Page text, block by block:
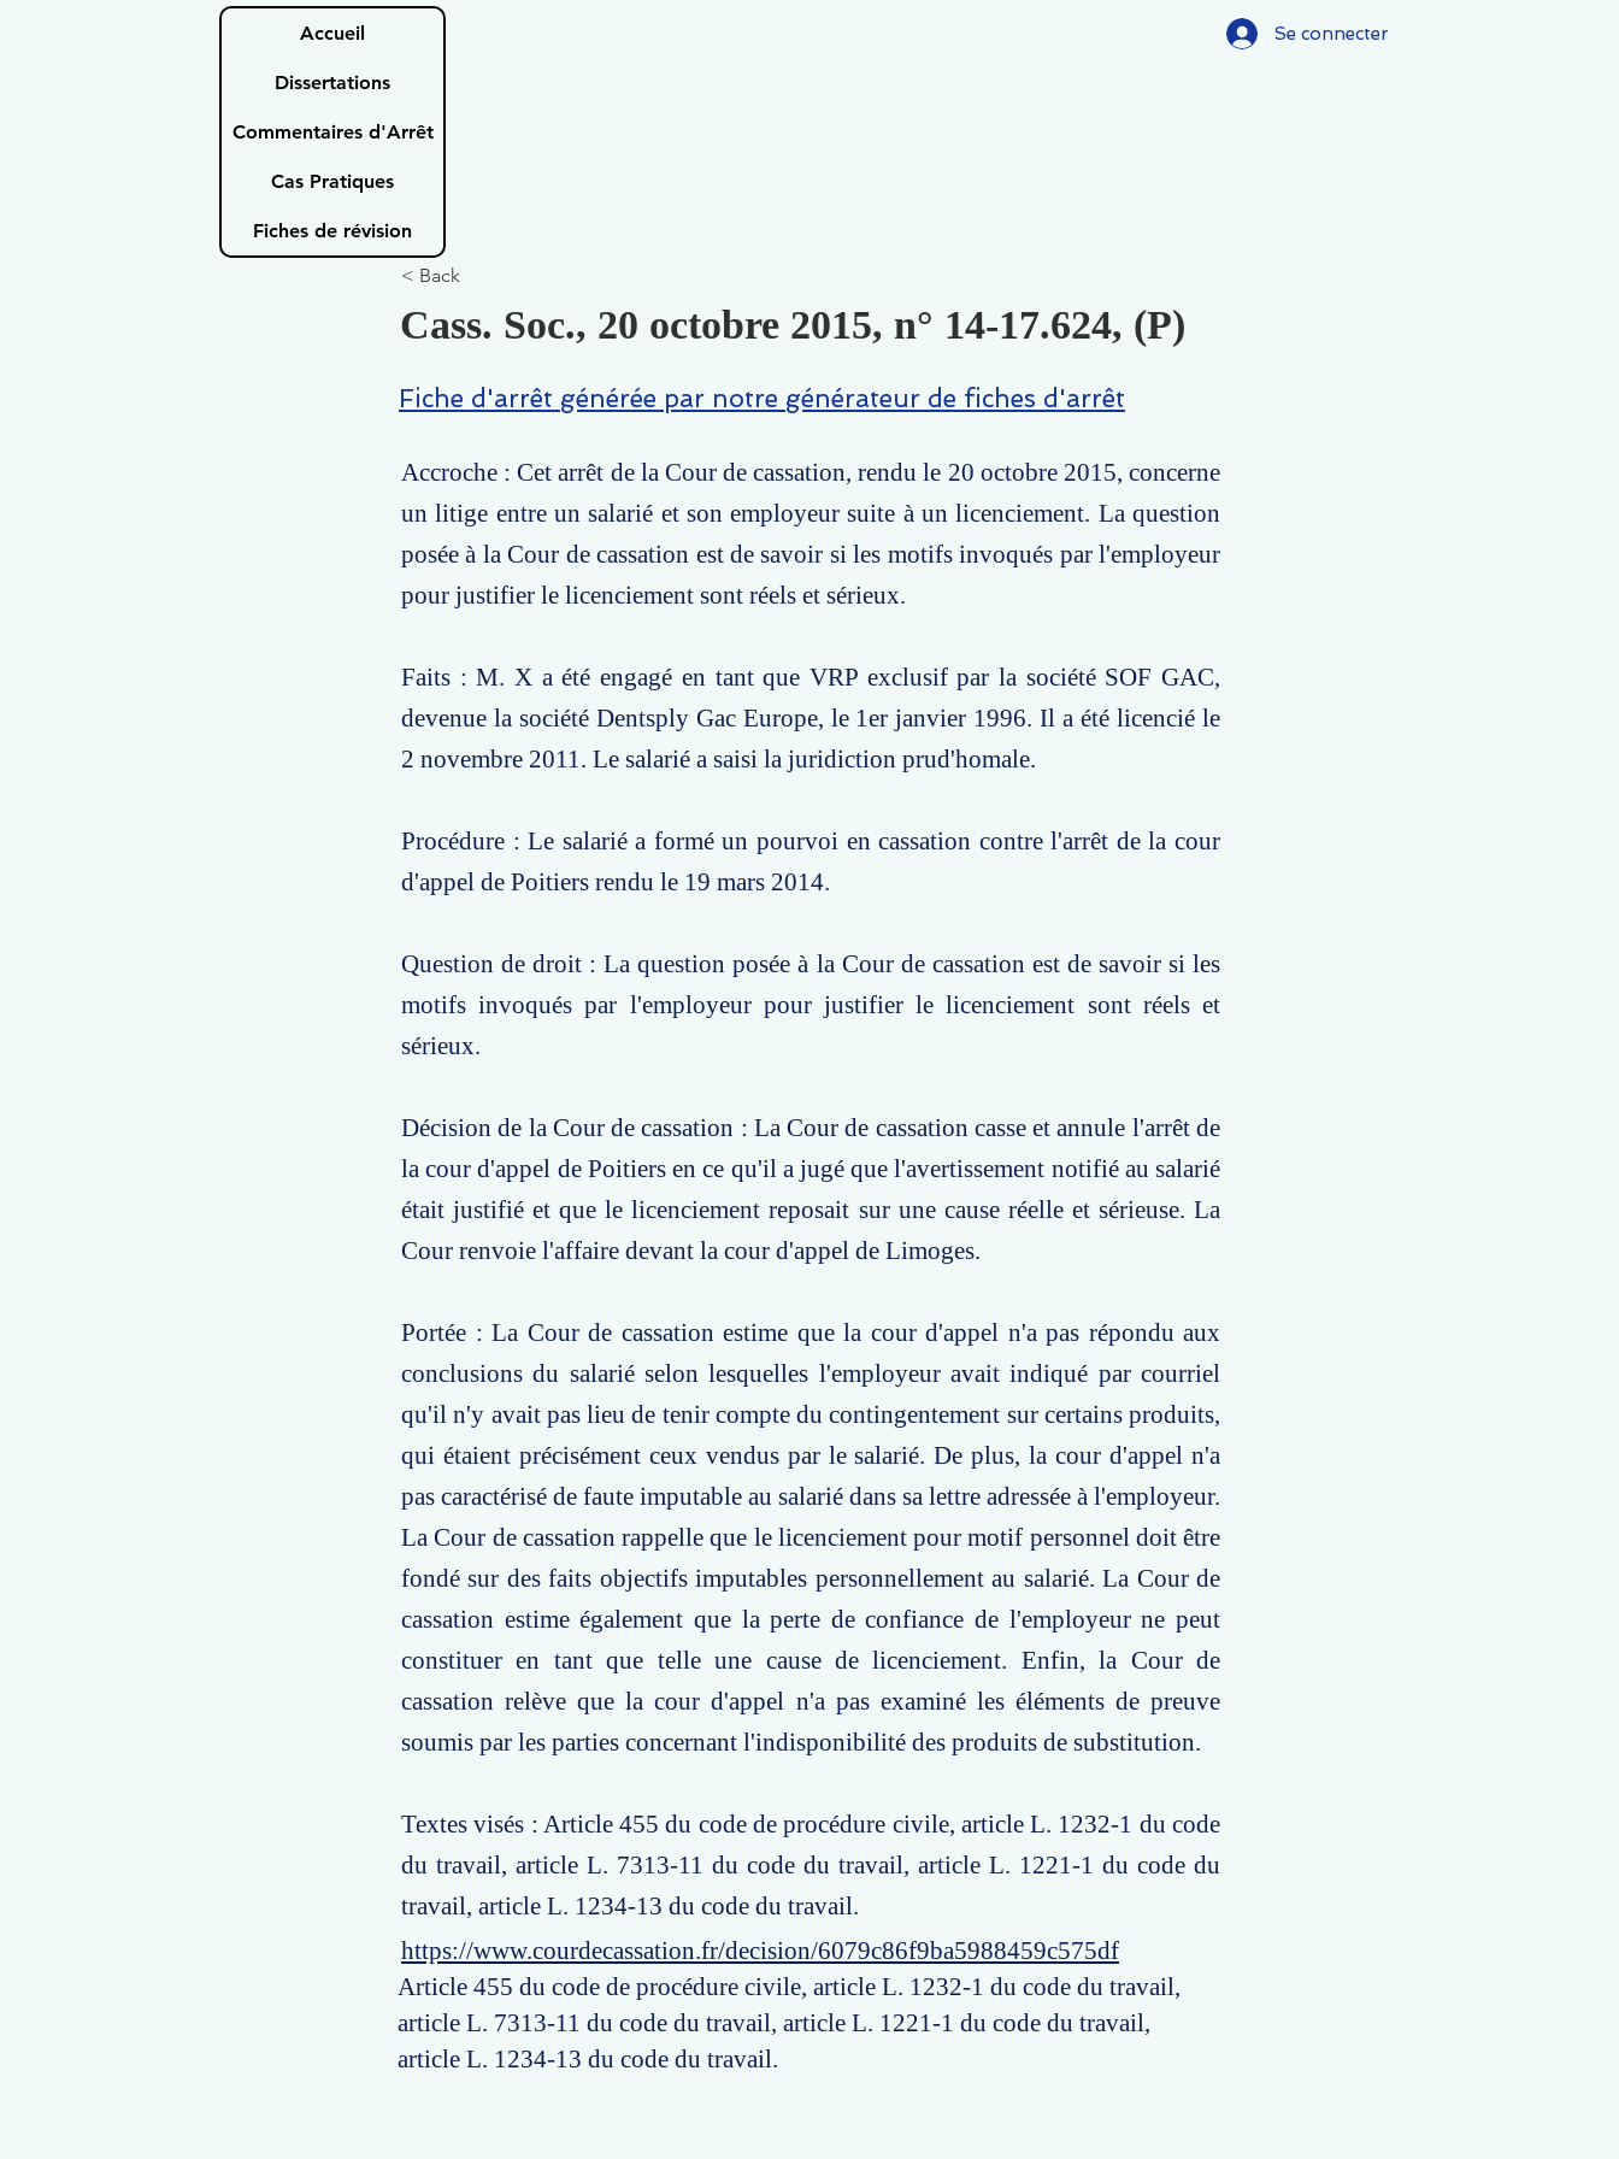
Accueil
Dissertations
Commentaires d'Arrêt
Cas Pratiques
Fiches de révision
Se connecter
< Back
Cass. Soc., 20 octobre 2015, n° 14-17.624, (P)
Fiche d'arrêt générée par notre générateur de fiches d'arrêt
Accroche : Cet arrêt de la Cour de cassation, rendu le 20 octobre 2015, concerne
un litige entre un salarié et son employeur suite à un licenciement. La question
posée à la Cour de cassation est de savoir si les motifs invoqués par l'employeur
pour justifier le licenciement sont réels et sérieux.
Faits : M. X a été engagé en tant que VRP exclusif par la société SOF GAC,
devenue la société Dentsply Gac Europe, le 1er janvier 1996. Il a été licencié le
2 novembre 2011. Le salarié a saisi la juridiction prud'homale.
Procédure : Le salarié a formé un pourvoi en cassation contre l'arrêt de la cour
d'appel de Poitiers rendu le 19 mars 2014.
Question de droit : La question posée à la Cour de cassation est de savoir si les
motifs invoqués par l'employeur pour justifier le licenciement sont réels et
sérieux.
Décision de la Cour de cassation : La Cour de cassation casse et annule l'arrêt de
la cour d'appel de Poitiers en ce qu'il a jugé que l'avertissement notifié au salarié
était justifié et que le licenciement reposait sur une cause réelle et sérieuse. La
Cour renvoie l'affaire devant la cour d'appel de Limoges.
Portée : La Cour de cassation estime que la cour d'appel n'a pas répondu aux
conclusions du salarié selon lesquelles l'employeur avait indiqué par courriel
qu'il n'y avait pas lieu de tenir compte du contingentement sur certains produits,
qui étaient précisément ceux vendus par le salarié. De plus, la cour d'appel n'a
pas caractérisé de faute imputable au salarié dans sa lettre adressée à l'employeur.
La Cour de cassation rappelle que le licenciement pour motif personnel doit être
fondé sur des faits objectifs imputables personnellement au salarié. La Cour de
cassation estime également que la perte de confiance de l'employeur ne peut
constituer en tant que telle une cause de licenciement. Enfin, la Cour de
cassation relève que la cour d'appel n'a pas examiné les éléments de preuve
soumis par les parties concernant l'indisponibilité des produits de substitution.
Textes visés : Article 455 du code de procédure civile, article L. 1232-1 du code
du travail, article L. 7313-11 du code du travail, article L. 1221-1 du code du
travail, article L. 1234-13 du code du travail.
https://www.courdecassation.fr/decision/6079c86f9ba5988459c575df
Article 455 du code de procédure civile, article L. 1232-1 du code du travail,
article L. 7313-11 du code du travail, article L. 1221-1 du code du travail,
article L. 1234-13 du code du travail.